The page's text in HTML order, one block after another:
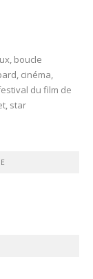
boucle
cinéma
du film de
star